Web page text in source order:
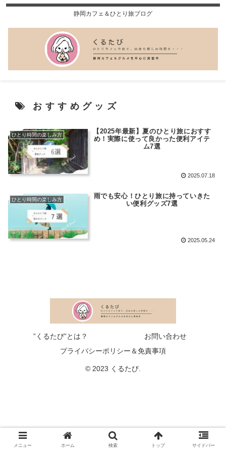
静岡カフェ＆ひとり旅ブログ
おすすめグッズ
ひとり時間の楽しみ方
【2025年最新】夏のひとり旅におすす
め！実際に使って良かった便利アイテ
ム7選
2025.07.18
ひとり時間の楽しみ方
雨でも安心！ひとり旅に持っていきた
い便利グッズ7選
2025.05.24
”くるたび”とは？
お問い合わせ
プライバシーポリシー＆免責事項
© 2023 くるたび.
メニュー ホーム 検索 トップ サイドバー